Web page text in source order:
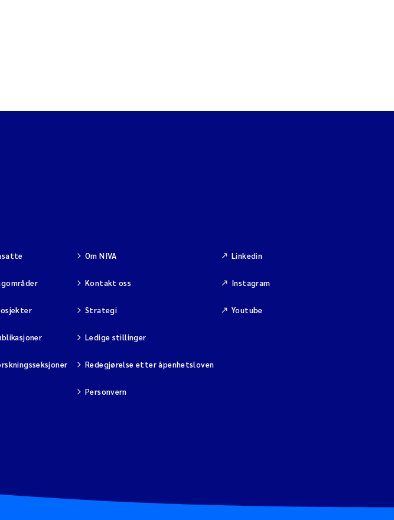
Om NIVA
Kontakt oss
Strategi
Ledige stillinger
Redegjørelse etter åpenhetsloven
Personvern
Linkedin
Instagram
Youtube